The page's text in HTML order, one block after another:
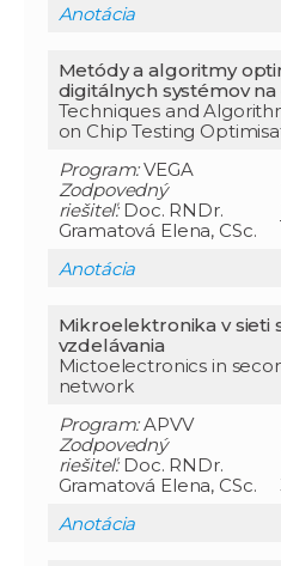
Anotácia
Metódy a algoritmy
digitálnych systémov na
Techniques and
on Chip Testing
Program:VEGA
Zodpovedný
riešiteľ:Doc. RNDr.
Gramatová Elena, CSc.
Anotácia
Mikroelektronika v sieti
vzdelávania
Mictoelectronics in
network
Program:APVV
Zodpovedný
riešiteľ:Doc. RNDr.
Gramatová Elena, CSc.
Anotácia